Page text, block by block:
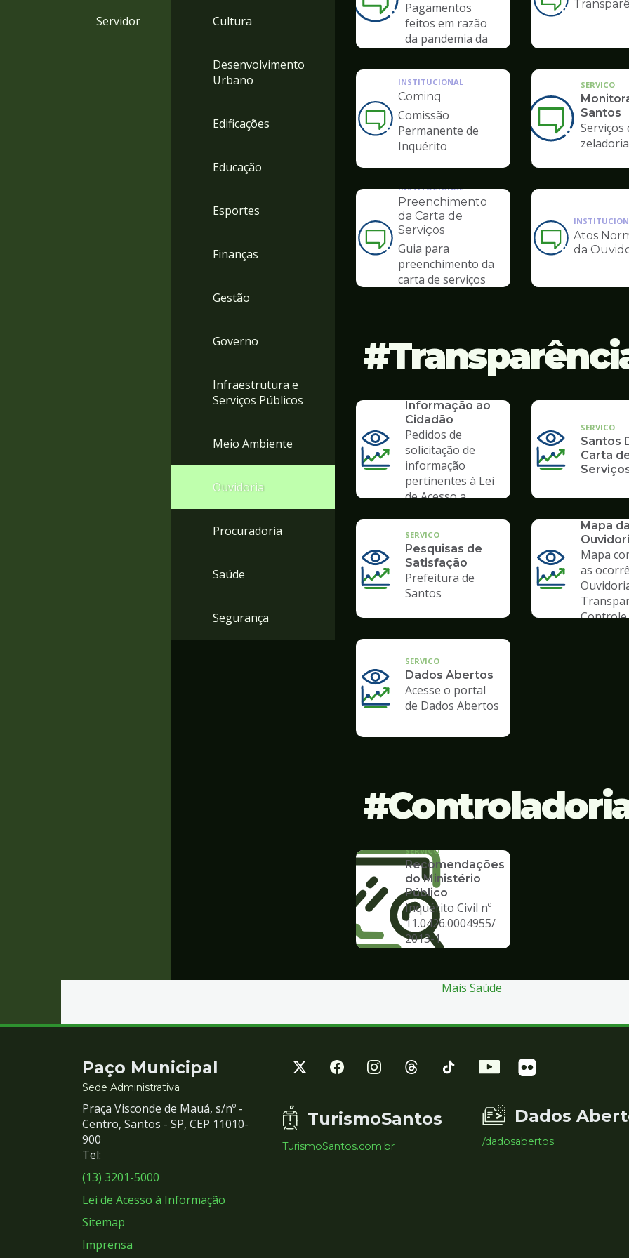
Servidor Cultura
Desenvolvimento
Urbano
Edificações
Educação
Esportes
Finanças
Gestão
Governo
Infraestrutura e
Serviços Públicos
Meio Ambiente
Ouvidoria
Procuradoria
Saúde
Segurança
Pagamentos
feitos em razão
da pandemia da
Ilustração
da
de
Ouvidoria
Ilustração
da
de
Ouvidoria
INSTITUCIONAL
Cominq
Comissão
Permanente de
Inquérito
SERVICO
Santos
Serviços
zeladoria
Ilustração
da
pagina
de
INSTITUCIONAL
Preenchimento
da Carta de
Serviços
Guia para
preenchimento da
carta de serviços
Ilustração
da
de
Atos
da
Informação ao
Cidadão
Pedidos de
solicitação de
informação
pertinentes à Lei
de Acesso a
SERVICO
Santos
Carta
SERVICO
Pesquisas de
Satisfação
Prefeitura de
Santos
Mapa
Mapa
as
Controle
SERVICO
Dados Abertos
Acesse o portal
de Dados Abertos
SERVICO
Recomendações
do Ministério
Público
Inquérito Civil nº
11.0426.0004955/
2013-1
Mais Saúde
Contato
e
Redes
Sociais
Paço Municipal
Sede Administrativa
Praça Visconde de Mauá, s/nº -
Centro, Santos - SP, CEP 11010-
900
Tel:
(13) 3201-5000
Lei de Acesso à Informação
Sitemap
Imprensa
TurismoSantos
TurismoSantos.com.br
Dados
/dadosabertos